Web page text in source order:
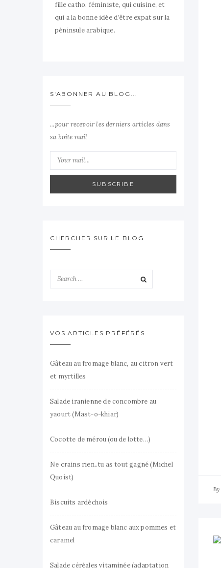
By
fille catho, féministe, qui cuisine, et
qui a la bonne idée d’être expat sur la
péninsule arabique.
S'ABONNER AU BLOG...
...pour recevoir les derniers articles dans
sa boite mail
SUBSCRIBE
CHERCHER SUR LE BLOG
VOS ARTICLES PRÉFÉRÉS
Gâteau au fromage blanc, au citron vert
et myrtilles
Salade iranienne de concombre au
yaourt (Mast-o-khiar)
Cocotte de mérou (ou de lotte…)
Ne crains rien..tu as tout gagné (Michel
Quoist)
Biscuits ardéchois
Gâteau au fromage blanc aux pommes et
caramel
Salade céréales vitaminée (adaptation